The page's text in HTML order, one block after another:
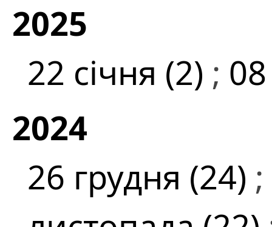
2025
22 січня (2) ;
2024
26 грудня (24) ;